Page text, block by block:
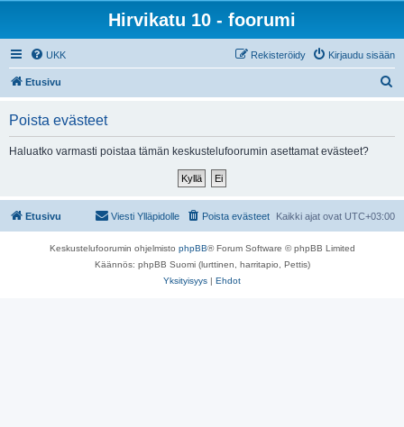
Hirvikatu 10 - foorumi
UKK Kirjaudu sisään
Rekisteröidy
Etusivu
Poista evästeet
Haluatko varmasti poistaa tämän keskustelufoorumin asettamat evästeet?
Etusivu Kaikki ajat ovat UTC+03:00
Poista evästeet
Viesti Ylläpidolle
Keskustelufoorumin ohjelmisto phpBB® Forum Software © phpBB Limited
Käännös: phpBB Suomi (lurttinen, harritapio, Pettis)
Yksityisyys | Ehdot